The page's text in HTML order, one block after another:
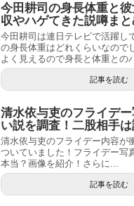
今田耕司の身長体重と
収やハゲてきた説噂まと
今田耕司は連日テレビで活躍し
の身長体重はどれくらいなので
よく見えるので身長と体重との
記事を読む
清水依与吏のフライデ
い説を調査！二股相手は
清水依与吏のフライデー内容が
ついていました！フライデー写
本当？画像を紹介！さらに...
記事を読む